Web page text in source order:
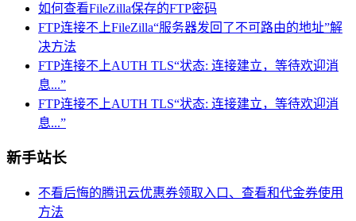
如何查看FileZilla保存的FTP密码
FTP连接不上FileZilla“服务器发回了不可路由的地址”解
决方法
FTP连接不上AUTH TLS“状态: 连接建立，等待欢迎消
息...”
FTP连接不上AUTH TLS“状态: 连接建立，等待欢迎消
息...”
新手站长
不看后悔的腾讯云优惠券领取入口、查看和代金券使用
方法